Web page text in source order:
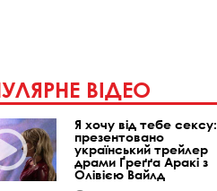
ВІДЕО
Я хочу від тебе сексу:
презентовано
український трейлер
драми Ґреґґа Аракі з
Олівією Вайлд